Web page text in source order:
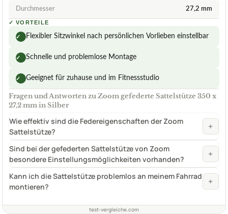
Durchmesser 27,2 mm
✓ VORTEILE
✓ Flexibler Sitzwinkel nach persönlichen Vorlieben einstellbar
✓ Schnelle und problemlose Montage
✓ Geeignet für zuhause und im Fitnessstudio
Fragen und Antworten zu Zoom gefederte Sattelstütze 350 x
27,2 mm in Silber
Wie effektiv sind die Federeigenschaften der Zoom
Sattelstütze?
+
Sind bei der gefederten Sattelstütze von Zoom
besondere Einstellungsmöglichkeiten vorhanden?
+
Kann ich die Sattelstütze problemlos an meinem Fahrrad
montieren?
+
test-vergleiche.com